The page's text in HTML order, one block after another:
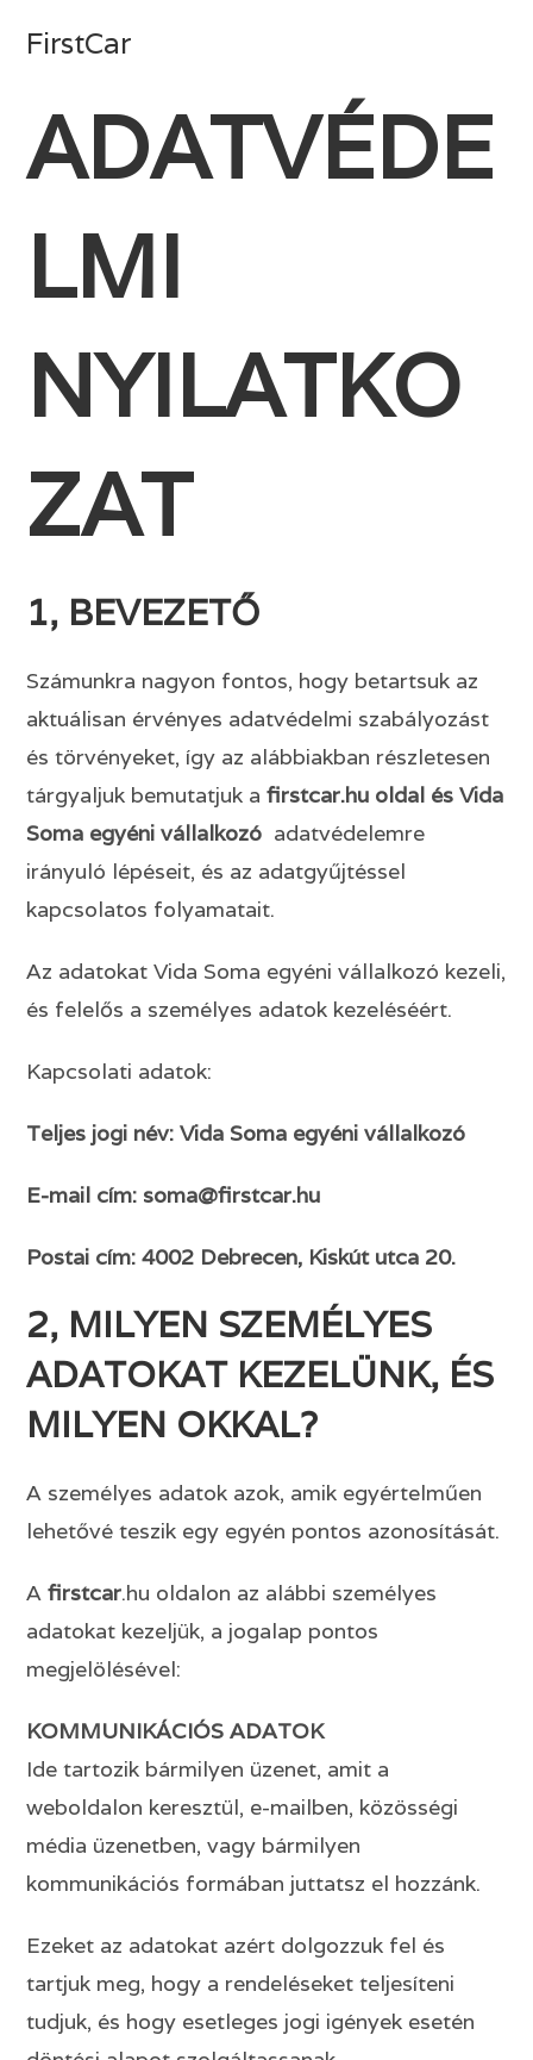
FirstCar
ADATVÉDE
LMI
NYILATKO
ZAT
1, BEVEZETŐ
Számunkra nagyon fontos, hogy betartsuk az
aktuálisan érvényes adatvédelmi szabályozást
és törvényeket, így az alábbiakban részletesen
tárgyaljuk bemutatjuk afirstcar.hu oldal és Vida
Soma egyéni vállalkozó adatvédelemre
irányuló lépéseit, és az adatgyűjtéssel
kapcsolatos folyamatait.
Az adatokat Vida Soma egyéni vállalkozó kezeli,
és felelős a személyes adatok kezeléséért.
Kapcsolati adatok:
Teljes jogi név: Vida Soma egyéni vállalkozó
E-mail cím: soma@firstcar.hu
Postai cím: 4002 Debrecen, Kiskút utca 20.
2, MILYEN SZEMÉLYES
ADATOKAT KEZELÜNK, ÉS
MILYEN OKKAL?
A személyes adatok azok, amik egyértelműen
lehetővé teszik egy egyén pontos azonosítását.
Afirstcar.hu oldalon az alábbi személyes
adatokat kezeljük, a jogalap pontos
megjelölésével:
KOMMUNIKÁCIÓS ADATOK
Ide tartozik bármilyen üzenet, amit a
weboldalon keresztül, e-mailben, közösségi
média üzenetben, vagy bármilyen
kommunikációs formában juttatsz el hozzánk.
Ezeket az adatokat azért dolgozzuk fel és
tartjuk meg, hogy a rendeléseket teljesíteni
tudjuk, és hogy esetleges jogi igények esetén